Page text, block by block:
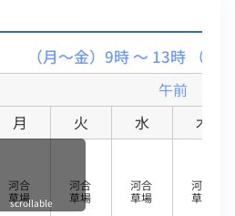
（月～金）9時 ～ 13時 （土
午前
月
火 水 木
河合
草場
河合
草場
河合
草場
河合
草場
scrollable